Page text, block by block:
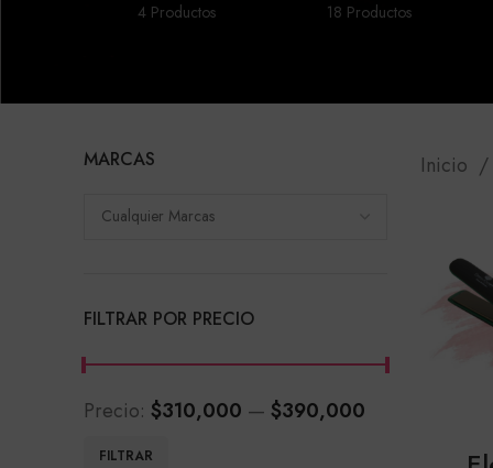
4 Productos
18 Productos
MARCAS
Cualquier Marcas
FILTRAR POR PRECIO
Precio
Precio
FILTRAR
Precio: $310,000 — $390,000
Inicio